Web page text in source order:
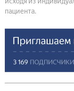
пациента.